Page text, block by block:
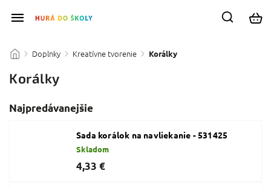
/ Doplnky / Kreatívne tvorenie / Korálky
Korálky
Najpredávanejšie
Sada korálok na navliekanie - 531425
Skladom
4,33 €